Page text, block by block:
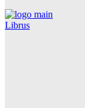
Librus